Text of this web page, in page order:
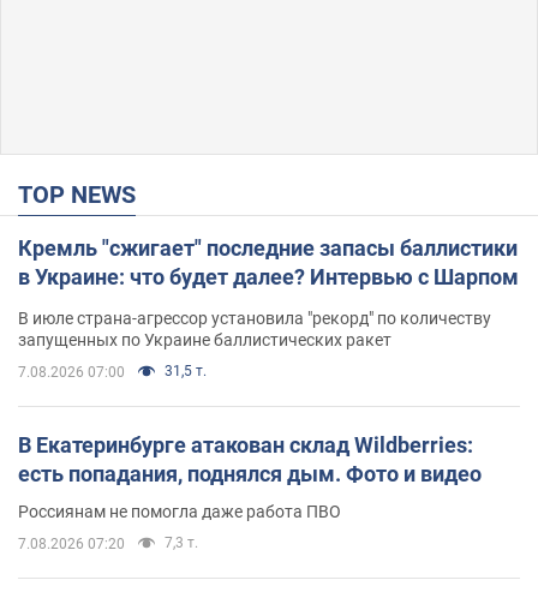
TOP NEWS
Кремль "сжигает" последние запасы баллистики
в Украине: что будет далее? Интервью с Шарпом
В июле страна-агрессор установила "рекорд" по количеству
запущенных по Украине баллистических ракет
7.08.2026 07:00 31,5 т.
В Екатеринбурге атакован склад Wildberries:
есть попадания, поднялся дым. Фото и видео
Россиянам не помогла даже работа ПВО
7.08.2026 07:20 7,3 т.